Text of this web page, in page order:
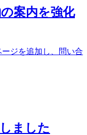
案内を強化
ジを追加し、問い合
ました